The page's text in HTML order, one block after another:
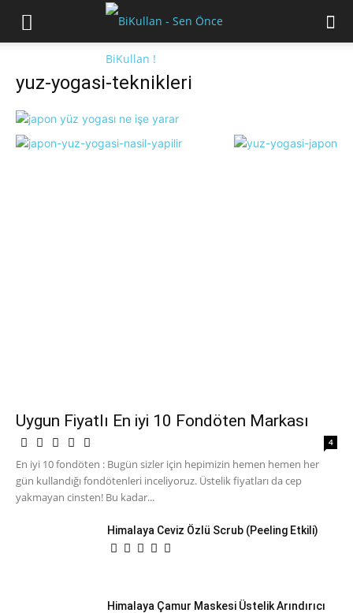
yuz-yogasi-teknikleri
Uygun Fiyatlı En iyi 10 Fondöten Markası
4
En iyi 10 fondöten : Bugün sizler için hepimizin hemen hemen her
gün kullandığı fondötenleri inceliyoruz. Üstelik fiyatları da cep
yakmayan cinsten! Bu kadar...
Himalaya Ceviz Özlü Scrub (Peeling Etkili)
Himalaya Çamur Maskesi Üstelik Arındırıcı